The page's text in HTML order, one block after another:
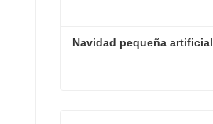
Navidad pequeña artificial